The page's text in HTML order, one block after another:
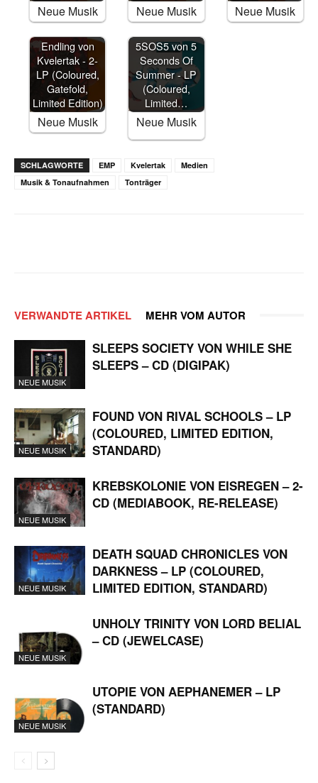
Neue Musik Neue Musik Neue Musik
Endling von
Kvelertak - 2-
LP (Coloured,
Gatefold,
Limited Edition)
Neue Musik
5SOS5 von 5
Seconds Of
Summer - LP
(Coloured,
Limited…
Neue Musik
SCHLAGWORTE EMP Kvelertak
Medien
Musik & Tonaufnahmen
Tonträger
VERWANDTE ARTIKEL MEHR VOM AUTOR
NEUE MUSIK
SLEEPS SOCIETY VON WHILE SHE
SLEEPS – CD (DIGIPAK)
NEUE MUSIK
FOUND VON RIVAL SCHOOLS – LP
(COLOURED, LIMITED EDITION,
STANDARD)
NEUE MUSIK
KREBSKOLONIE VON EISREGEN – 2-
CD (MEDIABOOK, RE-RELEASE)
NEUE MUSIK
DEATH SQUAD CHRONICLES VON
DARKNESS – LP (COLOURED,
LIMITED EDITION, STANDARD)
NEUE MUSIK
UNHOLY TRINITY VON LORD BELIAL
– CD (JEWELCASE)
NEUE MUSIK
UTOPIE VON AEPHANEMER – LP
(STANDARD)